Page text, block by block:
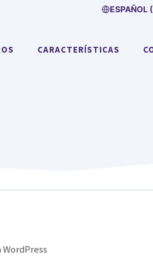
ESPAÑOL
CARACTERÍSTICAS